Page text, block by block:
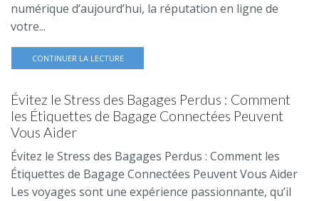
numérique d’aujourd’hui, la réputation en ligne de
votre...
CONTINUER LA LECTURE
Évitez le Stress des Bagages Perdus : Comment
les Étiquettes de Bagage Connectées Peuvent
Vous Aider
Évitez le Stress des Bagages Perdus : Comment les
Étiquettes de Bagage Connectées Peuvent Vous Aider
Les voyages sont une expérience passionnante, qu’il